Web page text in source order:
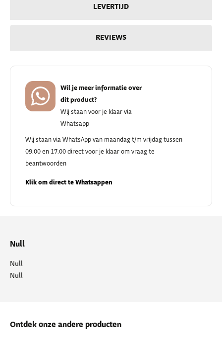
LEVERTIJD
REVIEWS
Wil je meer informatie over
dit product?
Wij staan voor je klaar via
Whatsapp
Wij staan via WhatsApp van maandag t/m vrijdag tussen
09.00 en 17.00 direct voor je klaar om vraag te
beantwoorden
Klik om direct te Whatsappen
Null
Null
Null
Ontdek onze andere producten